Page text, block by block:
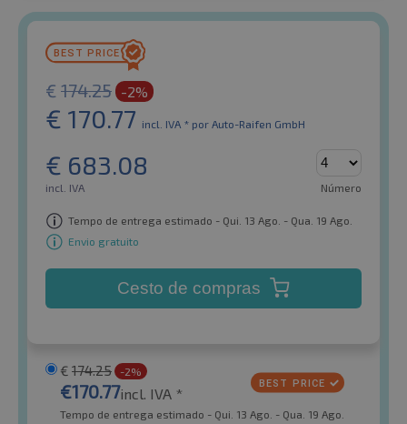
€ 174.25 -2%
€ 170.77 incl. IVA * por Auto-Raifen GmbH
€ 683.08
incl. IVA Número
Tempo de entrega estimado - Qui. 13 Ago. - Qua. 19 Ago.
Envio gratuito
Cesto de compras
€ 174.25 -2%
€170.77incl. IVA *
Tempo de entrega estimado - Qui. 13 Ago. - Qua. 19 Ago.